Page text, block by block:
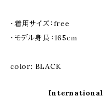
・着用サイズ：free
・モデル身長：165cm
color: BLACK